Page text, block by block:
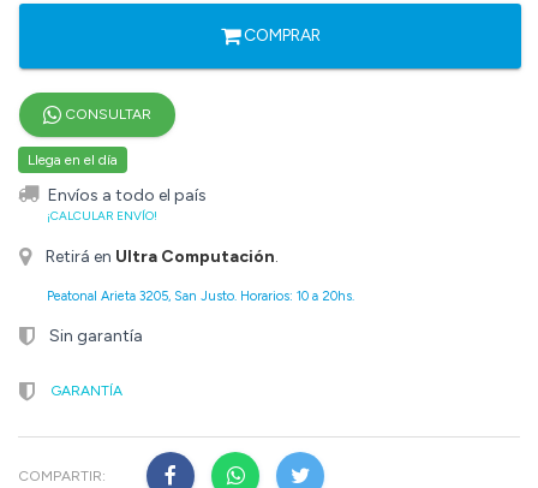
COMPRAR
CONSULTAR
Llega en el día
Envíos a todo el país
¡CALCULAR ENVÍO!
Retirá en Ultra Computación.
Peatonal Arieta 3205, San Justo. Horarios: 10 a 20hs.
Sin garantía
GARANTÍA
COMPARTIR: